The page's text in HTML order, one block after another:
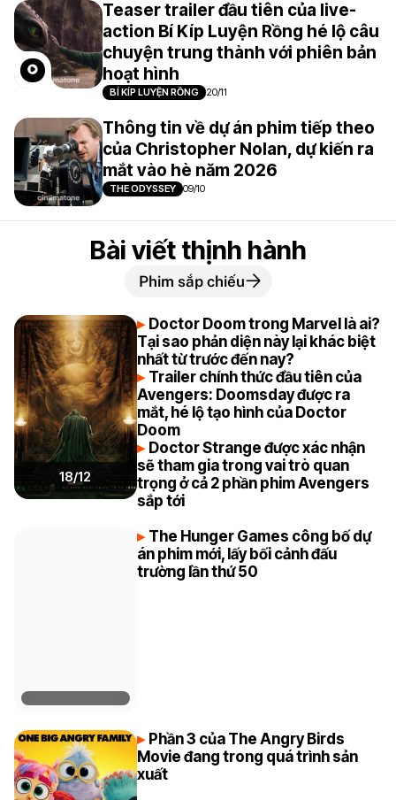
Teaser trailer đầu tiên của live-
action Bí Kíp Luyện Rồng hé lộ câu
chuyện trung thành với phiên bản
hoạt hình
BÍ KÍP LUYỆN RỒNG 20/11
Thông tin về dự án phim tiếp theo
của Christopher Nolan, dự kiến ra
mắt vào hè năm 2026
THE ODYSSEY 09/10
Bài viết thịnh hành
Phim sắp chiếu
18/12
Doctor Doom trong Marvel là ai?
Tại sao phản diện này lại khác biệt
nhất từ trước đến nay?
Trailer chính thức đầu tiên của
Avengers: Doomsday được ra
mắt, hé lộ tạo hình của Doctor
Doom
Doctor Strange được xác nhận
sẽ tham gia trong vai trò quan
trọng ở cả 2 phần phim Avengers
sắp tới
The Hunger Games công bố dự
án phim mới, lấy bối cảnh đấu
trường lần thứ 50
Phần 3 của The Angry Birds
Movie đang trong quá trình sản
xuất